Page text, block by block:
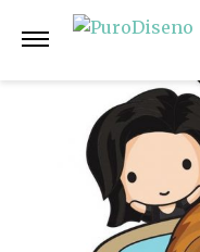
Anterior Siguiente